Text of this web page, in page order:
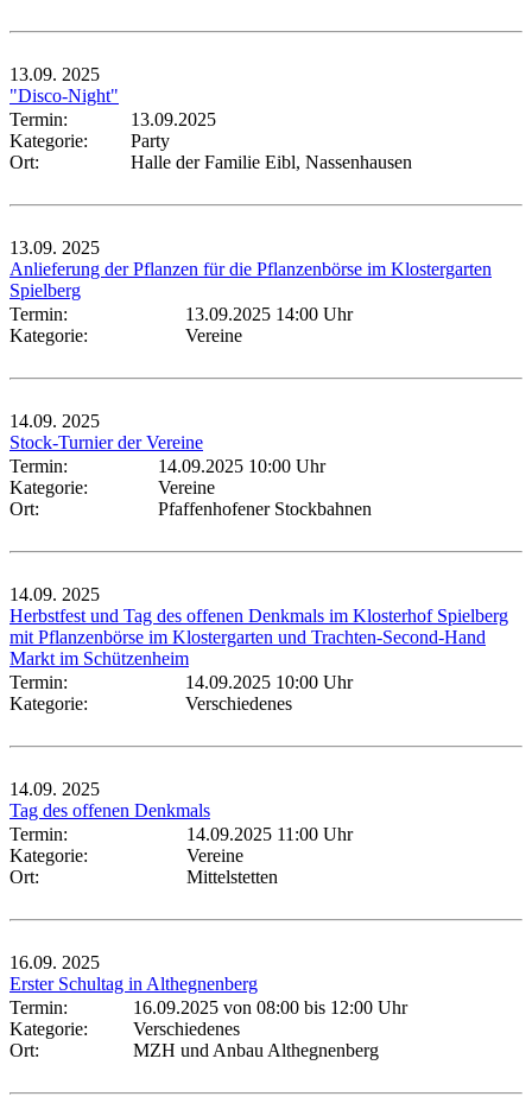
13.09. 2025
"Disco-Night"
Termin:
13.09.2025
Kategorie:
Party
Ort:
Halle der Familie Eibl, Nassenhausen
13.09. 2025
Anlieferung der Pflanzen für die Pflanzenbörse im Klostergarten
Spielberg
Termin:
13.09.2025 14:00 Uhr
Kategorie:
Vereine
14.09. 2025
Stock-Turnier der Vereine
Termin:
14.09.2025 10:00 Uhr
Kategorie:
Vereine
Ort:
Pfaffenhofener Stockbahnen
14.09. 2025
Herbstfest und Tag des offenen Denkmals im Klosterhof Spielberg
mit Pflanzenbörse im Klostergarten und Trachten-Second-Hand
Markt im Schützenheim
Termin:
14.09.2025 10:00 Uhr
Kategorie:
Verschiedenes
14.09. 2025
Tag des offenen Denkmals
Termin:
14.09.2025 11:00 Uhr
Kategorie:
Vereine
Ort:
Mittelstetten
16.09. 2025
Erster Schultag in Althegnenberg
Termin:
16.09.2025 von 08:00 bis 12:00 Uhr
Kategorie:
Verschiedenes
Ort:
MZH und Anbau Althegnenberg